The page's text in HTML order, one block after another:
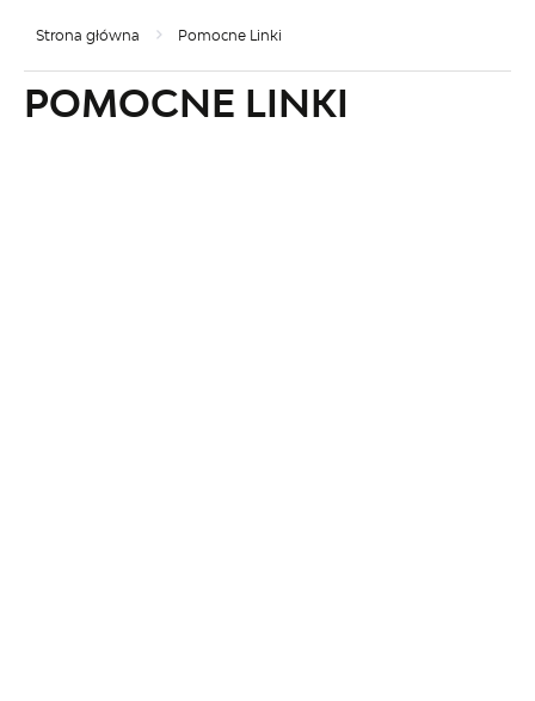
Strona główna Pomocne Linki
POMOCNE LINKI